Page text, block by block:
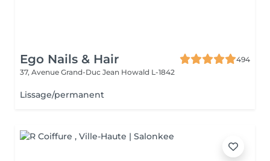
Ego Nails & Hair
494
37, Avenue Grand-Duc Jean Howald L-1842
Lissage/permanent